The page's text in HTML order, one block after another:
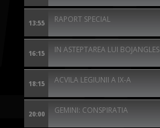
13:55 RAPORT SPECIAL
16:15 IN ASTEPTAREA LUI BOJANGLES
18:15 ACVILA LEGIUNII A IX-A
20:00 GEMINI: CONSPIRATIA